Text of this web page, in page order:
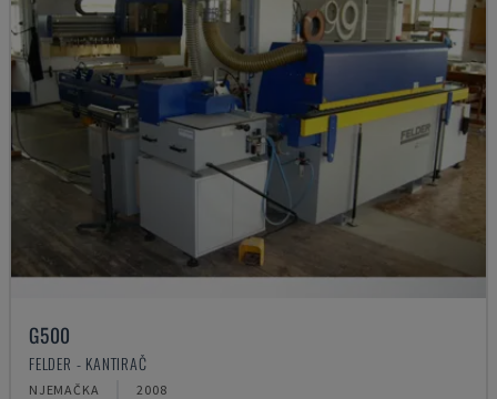
G500
FELDER - KANTIRAČ
NJEMAČKA 2008